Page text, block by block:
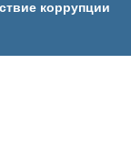
коррупции